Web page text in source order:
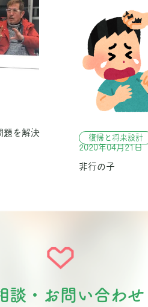
題を解決
復帰と将来設計
2020年04月21日
非行の子
談・お問い合わせ